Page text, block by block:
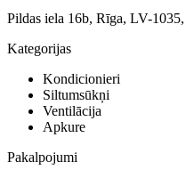
Pildas iela 16b, Rīga, LV-
Kategorijas
Kondicionieri
Siltumsūkņi
Ventilācija
Apkure
Pakalpojumi